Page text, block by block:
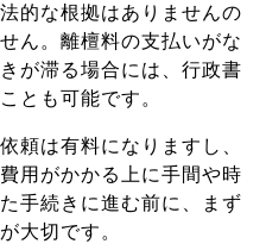
的な根拠はありませんの
ん。離檀料の支払いがな
が滞る場合には、行政書
とも可能です。
頼は有料になりますし、
用がかかる上に手間や時
手続きに進む前に、まず
大切です。